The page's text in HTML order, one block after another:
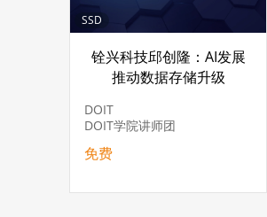
SSD
铨兴科技邱创隆：AI发展
推动数据存储升级
DOIT
DOIT学院讲师团
免费